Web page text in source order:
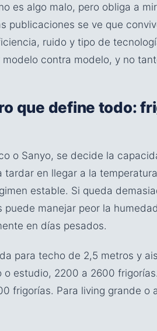
es algo malo, pero obliga a
publicaciones se ve que
ruido y tipo de
contra modelo, y no
que define todo:
o Sanyo, se decide la
en llegar a la
estable. Si queda
puede manejar peor la
en días pesados.
para techo de 2,5 metros y
o estudio, 2200 a 2600
frigorías. Para living grande